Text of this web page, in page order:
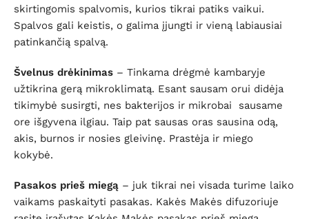
skirtingomis spalvomis, kurios tikrai patiks vaikui.
Spalvos gali keistis, o galima įjungti ir vieną labiausiai
patinkančią spalvą.
Švelnus drėkinimas – Tinkama drėgmė kambaryje
užtikrina gerą mikroklimatą. Esant sausam orui didėja
tikimybė susirgti, nes bakterijos ir mikrobai sausame
ore išgyvena ilgiau. Taip pat sausas oras sausina odą,
akis, burnos ir nosies gleivinę. Prastėja ir miego
kokybė.
Pasakos prieš miegą – juk tikrai nei visada turime laiko
vaikams paskaityti pasakas. Kakės Makės difuzoriuje